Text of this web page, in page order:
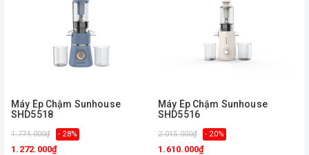
Máy Ép Chậm Sunhouse
SHD5518
1.774.000₫ - 28%
1.272.000₫
Máy Ép Chậm Sunhouse
SHD5516
2.015.000₫ - 20%
1.610.000₫